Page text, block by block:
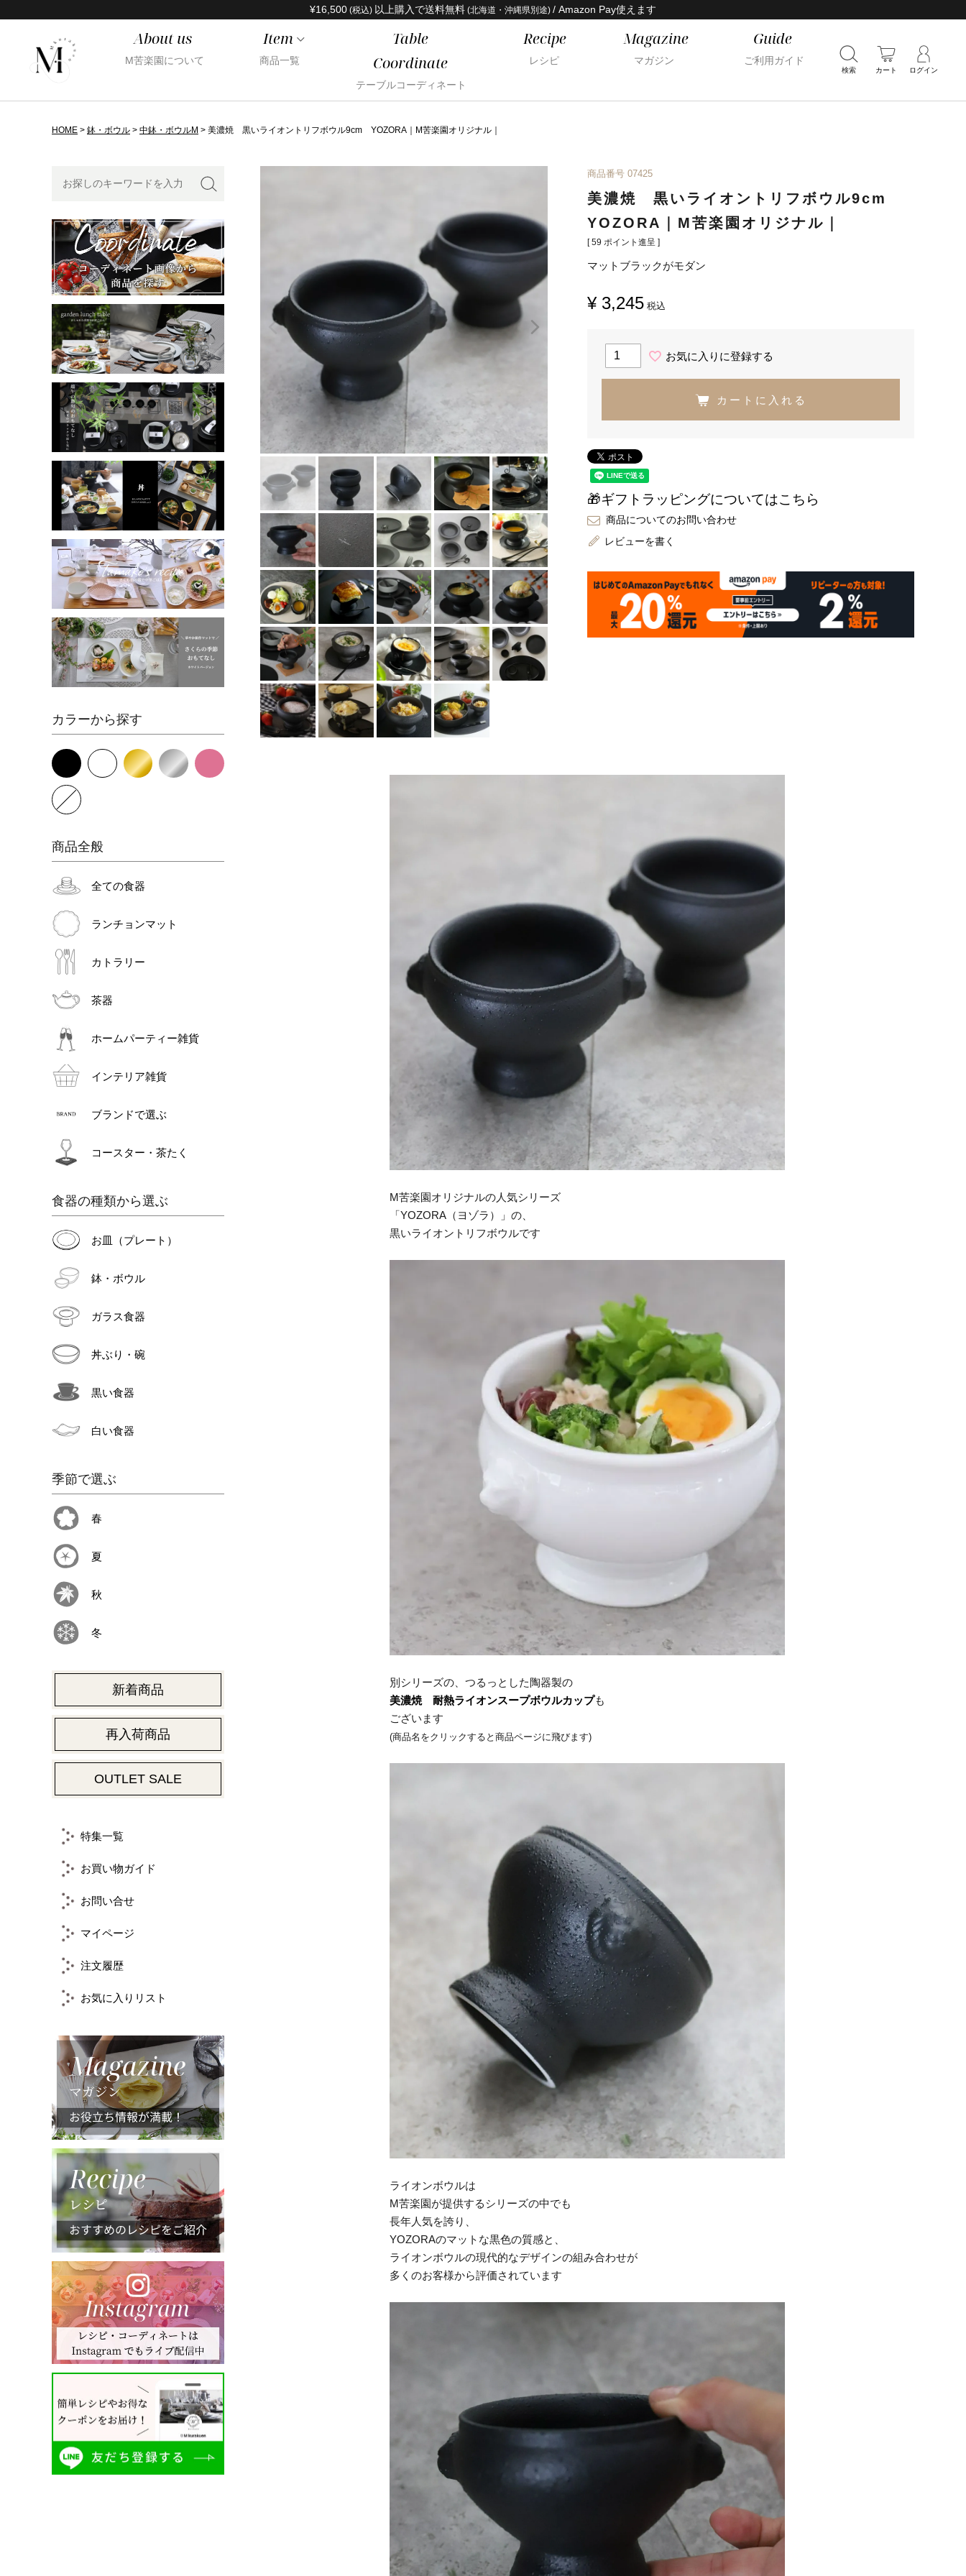
¥16,500 (税込) 以上購入で送料無料 (北海道・沖縄県別途) / Amazon Pay使えます
About us
M苦楽園について
Item
商品一覧
Table
Coordinate
テーブルコーディネート
Recipe
レシピ
Magazine
マガジン
Guide
ご利用ガイド
検索 カート ログイン
HOME 鉢・ボウル 中鉢・ボウルM 美濃焼 黒いライオントリフボウル9cm YOZORA｜M苦楽園オリジナル｜
カラーから探す
商品全般
全ての食器
ランチョンマット
カトラリー
茶器
ホームパーティー雑貨
インテリア雑貨
ブランドで選ぶ
コースター・茶たく
食器の種類から選ぶ
お皿（プレート）
鉢・ボウル
ガラス食器
丼ぶり・碗
黒い食器
白い食器
季節で選ぶ
春
夏
秋
冬
新着商品
再入荷商品
OUTLET SALE
特集一覧
お買い物ガイド
お問い合せ
マイページ
注文履歴
お気に入りリスト
商品番号 07425
美濃焼 黒いライオントリフボウル9cm
YOZORA｜M苦楽園オリジナル｜
[ 59 ポイント進呈 ]
マットブラックがモダン
¥ 3,245 税込
お気に入りに登録する
カートに入れる
🎁ギフトラッピングについてはこちら
商品についてのお問い合わせ
レビューを書く
M苦楽園オリジナルの人気シリーズ
「YOZORA（ヨゾラ）」の、
黒いライオントリフボウルです
別シリーズの、つるっとした陶器製の
美濃焼 耐熱ライオンスープボウルカップも
ございます
(商品名をクリックすると商品ページに飛びます)
ライオンボウルは
M苦楽園が提供するシリーズの中でも
長年人気を誇り、
YOZORAのマットな黒色の質感と、
ライオンボウルの現代的なデザインの組み合わせが
多くのお客様から評価されています